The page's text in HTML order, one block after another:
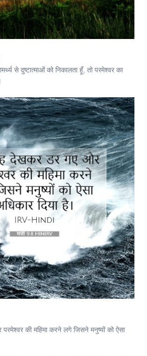
से दुष्टात्माओं को निकालता हूँ, तो परमेश्‍वर का
की महिमा करने लगे जिसने मनुष्यों को ऐसा